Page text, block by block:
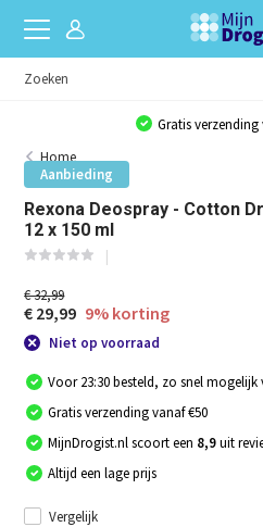
Gratis verzending
Home
Aanbieding
Rexona Deospray - Cotton
12 x 150 ml
€ 32,99
€ 29,99 9% korting
Niet op voorraad
Voor 23:30 besteld, zo snel mogelijk
Gratis verzending vanaf €50
MijnDrogist.nl scoort een 8,9uit
Altijd een lage prijs
Vergelijk